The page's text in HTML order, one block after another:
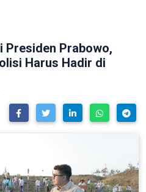
Presiden Prabowo,
Harus Hadir di